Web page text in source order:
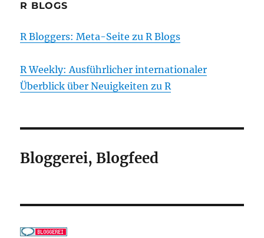
R BLOGS
R Bloggers: Meta-Seite zu R Blogs
R Weekly: Ausführlicher internationaler
Überblick über Neuigkeiten zu R
Bloggerei, Blogfeed